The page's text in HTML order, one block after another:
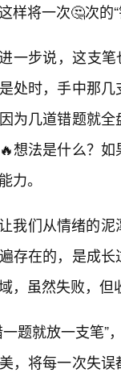
样将一次🤔次的“
一步说，这支
处时，手中那
为几道错题就
想法是什么？
力。
我们从情绪的
存在的，是成
，虽然失败，但
一题就放一支笔”
，将每一次失